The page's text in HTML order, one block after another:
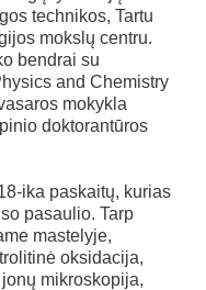
technikos, Tartu
mokslų centru.
bendrai su
and Chemistry
mokykla
doktorantūros
ika paskaitų, kurias
pasaulio. Tarp
mastelyje,
oksidacija,
mikroskopija,